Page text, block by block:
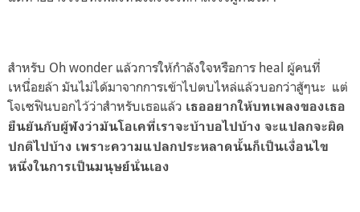
สำหรับ Oh wonder แล้วการให้กำลังใจหรือการ heal ผู้คนที่
เหนื่อยล้า มันไม่ได้มาจากการเข้าไปตบไหล่แล้วบอกว่าสู้ๆนะ แต่
โจเซฟินบอกไว้ว่าสำหรับเธอแล้ว เธออยากให้บทเพลงของเธอ
ยืนยันกับผู้ฟังว่ามันโอเคที่เราจะบ้าบอไปบ้าง จะแปลกจะผิด
ปกติไปบ้าง เพราะความแปลกประหลาดนั้นก็เป็นเงื่อนไข
หนึ่งในการเป็นมนุษย์นั่นเอง